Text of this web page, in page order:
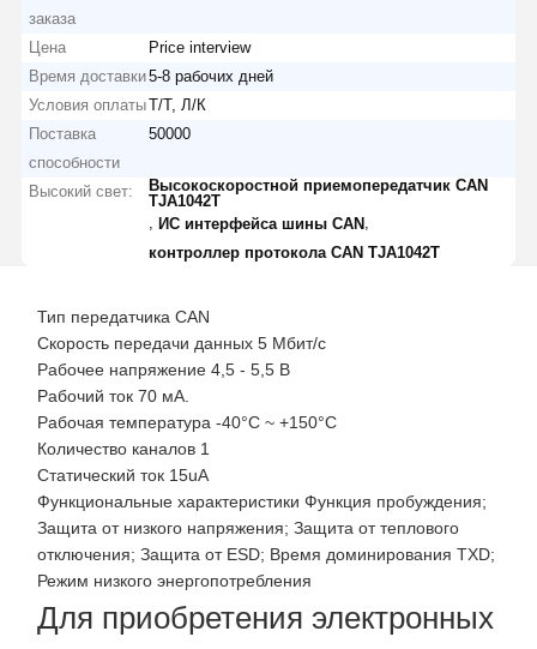
заказа
Цена
Price interview
Время доставки5-8 рабочих дней
Условия оплатыТ/Т, Л/К
Поставка
способности
50000
Высокий свет:
Высокоскоростной приемопередатчик CAN
TJA1042T
,ИС интерфейса шины CAN
контроллер протокола CAN TJA1042T
Тип передатчика CAN
Скорость передачи данных 5 Мбит/с
Рабочее напряжение 4,5 - 5,5 В
Рабочий ток 70 мА.
Рабочая температура -40°C ~ +150°C
Количество каналов 1
Статический ток 15uA
Функциональные характеристики Функция пробуждения;
Защита от низкого напряжения; Защита от теплового
отключения; Защита от ESD; Время доминирования TXD;
Режим низкого энергопотребления
Для приобретения электронных